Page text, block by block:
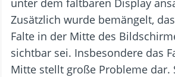
unter dem faltbaren Display
Zusätzlich wurde bemängelt,
Falte in der Mitte des
sichtbar sei. Insbesondere das
Mitte stellt große Probleme dar.